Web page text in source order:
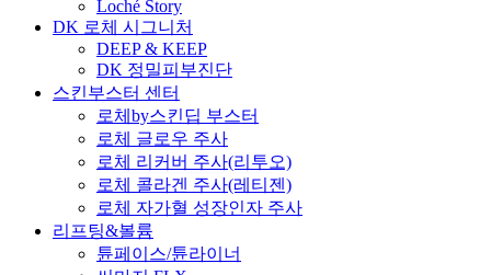
Loché Story
DK 로체 시그니처
DEEP & KEEP
DK 정밀피부진단
스킨부스터 센터
로체by스킨딥 부스터
로체 글로우 주사
로체 리커버 주사(리투오)
로체 콜라겐 주사(레티젠)
로체 자가혈 성장인자 주사
리프팅&볼륨
튠페이스/튠라이너